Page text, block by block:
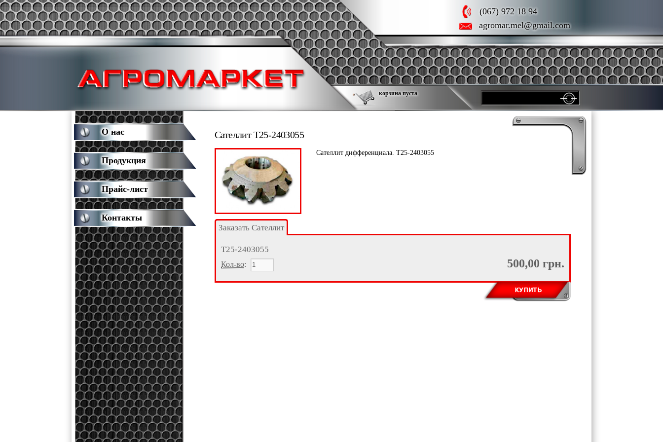
(067) 972 18 94
agromar.mel@gmail.com
корзина пуста
Сателлит Т25-2403055
Сателлит дифференциала. Т25-2403055
Заказать Сателлит
Т25-2403055
500,00 грн.
Кол-во:
О нас
Продукция
Прайс-лист
Контакты